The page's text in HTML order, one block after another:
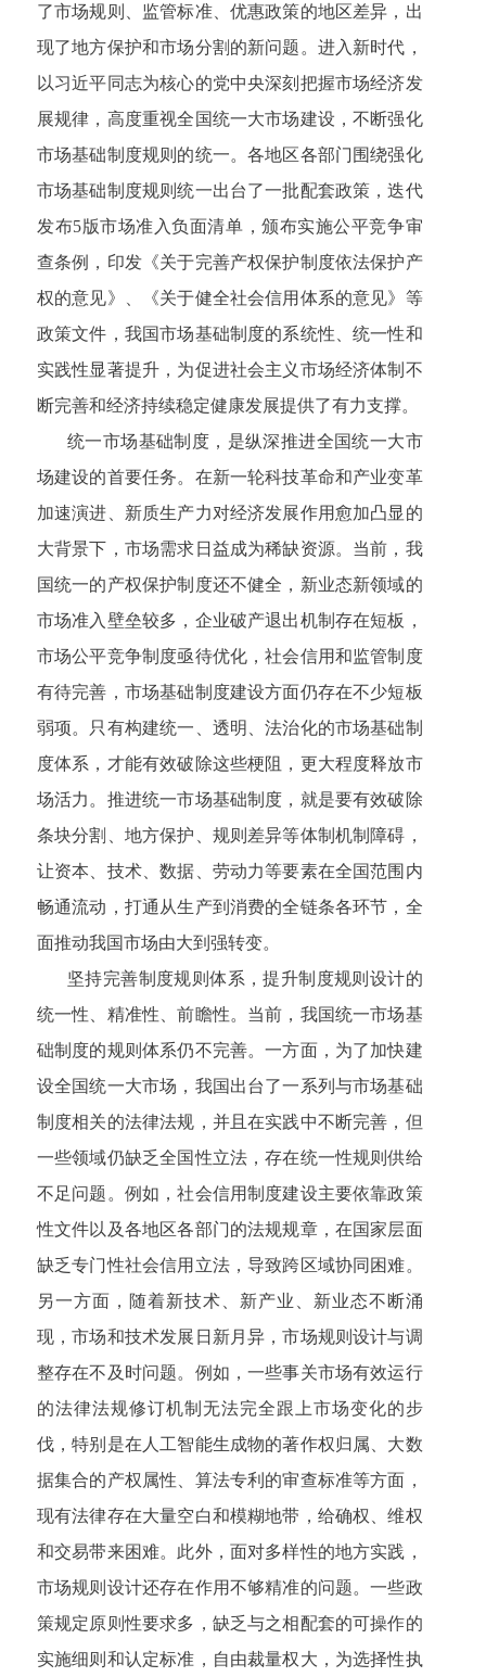
了市场规则、监管标准、优惠政策的地区差异，出
现了地方保护和市场分割的新问题。进入新时代，
以习近平同志为核心的党中央深刻把握市场经济发
展规律，高度重视全国统一大市场建设，不断强化
市场基础制度规则的统一。各地区各部门围绕强化
市场基础制度规则统一出台了一批配套政策，迭代
发布5版市场准入负面清单，颁布实施公平竞争审
查条例，印发《关于完善产权保护制度依法保护产
权的意见》、《关于健全社会信用体系的意见》等
政策文件，我国市场基础制度的系统性、统一性和
实践性显著提升，为促进社会主义市场经济体制不
断完善和经济持续稳定健康发展提供了有力支撑。
统一市场基础制度，是纵深推进全国统一大市
场建设的首要任务。在新一轮科技革命和产业变革
加速演进、新质生产力对经济发展作用愈加凸显的
大背景下，市场需求日益成为稀缺资源。当前，我
国统一的产权保护制度还不健全，新业态新领域的
市场准入壁垒较多，企业破产退出机制存在短板，
市场公平竞争制度亟待优化，社会信用和监管制度
有待完善，市场基础制度建设方面仍存在不少短板
弱项。只有构建统一、透明、法治化的市场基础制
度体系，才能有效破除这些梗阻，更大程度释放市
场活力。推进统一市场基础制度，就是要有效破除
条块分割、地方保护、规则差异等体制机制障碍，
让资本、技术、数据、劳动力等要素在全国范围内
畅通流动，打通从生产到消费的全链条各环节，全
面推动我国市场由大到强转变。
坚持完善制度规则体系，提升制度规则设计的
统一性、精准性、前瞻性。当前，我国统一市场基
础制度的规则体系仍不完善。一方面，为了加快建
设全国统一大市场，我国出台了一系列与市场基础
制度相关的法律法规，并且在实践中不断完善，但
一些领域仍缺乏全国性立法，存在统一性规则供给
不足问题。例如，社会信用制度建设主要依靠政策
性文件以及各地区各部门的法规规章，在国家层面
缺乏专门性社会信用立法，导致跨区域协同困难。
另一方面，随着新技术、新产业、新业态不断涌
现，市场和技术发展日新月异，市场规则设计与调
整存在不及时问题。例如，一些事关市场有效运行
的法律法规修订机制无法完全跟上市场变化的步
伐，特别是在人工智能生成物的著作权归属、大数
据集合的产权属性、算法专利的审查标准等方面，
现有法律存在大量空白和模糊地带，给确权、维权
和交易带来困难。此外，面对多样性的地方实践，
市场规则设计还存在作用不够精准的问题。一些政
策规定原则性要求多，缺乏与之相配套的可操作的
实施细则和认定标准，自由裁量权大，为选择性执